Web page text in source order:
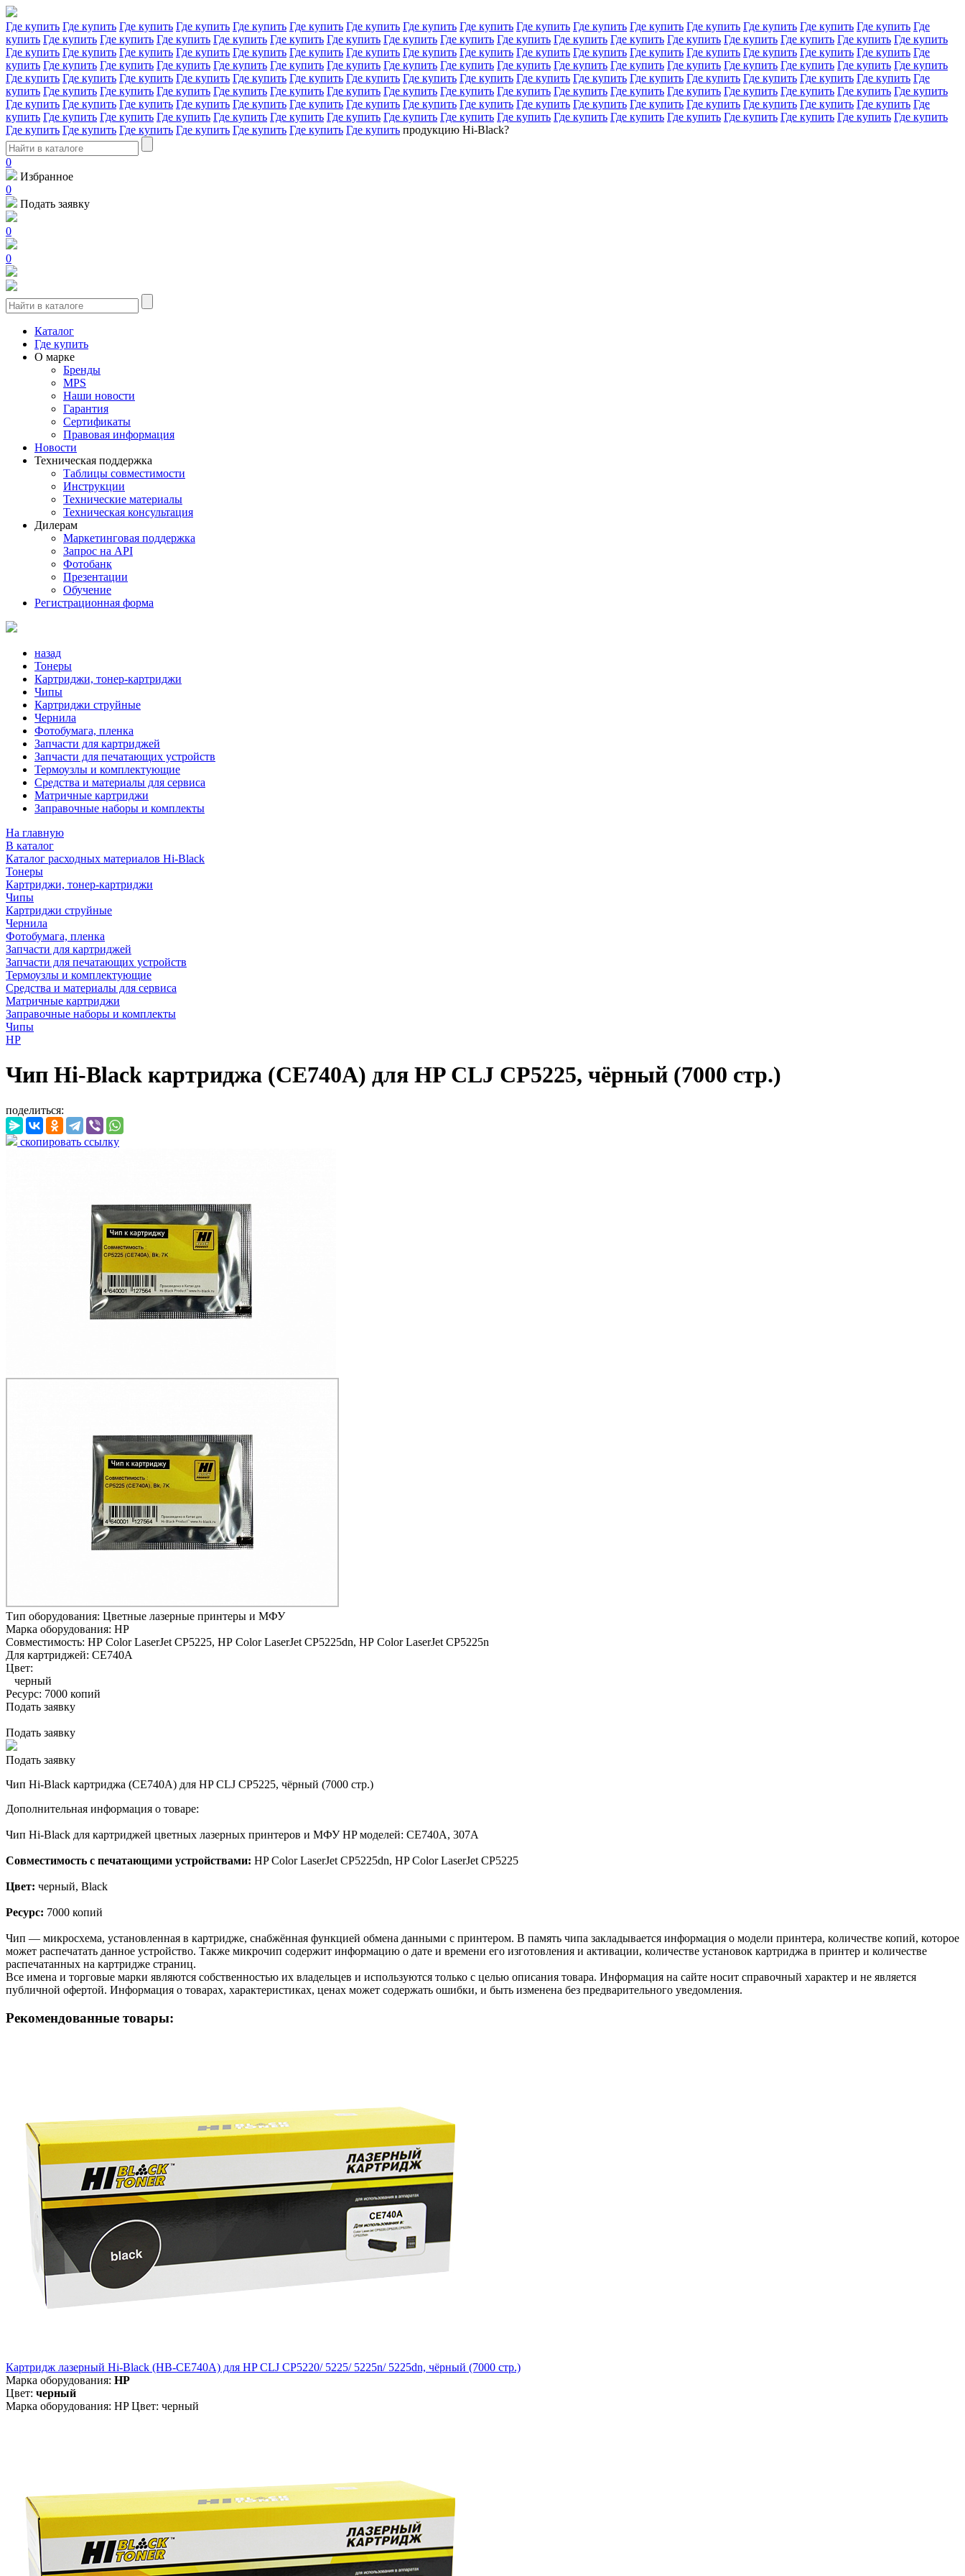
Где купить Где купить Где купить Где купить Где купить Где купить Где купить Где купить Где купить Где купить Где купить Где купить Где купить Где купить Где купить Где купить Где
купить Где купить Где купить Где купить Где купить Где купить Где купить Где купить Где купить Где купить Где купить Где купить Где купить Где купить Где купить Где купить Где купить
Где купить Где купить Где купить Где купить Где купить Где купить Где купить Где купить Где купить Где купить Где купить Где купить Где купить Где купить Где купить Где купить Где
купить Где купить Где купить Где купить Где купить Где купить Где купить Где купить Где купить Где купить Где купить Где купить Где купить Где купить Где купить Где купить Где купить
Где купить Где купить Где купить Где купить Где купить Где купить Где купить Где купить Где купить Где купить Где купить Где купить Где купить Где купить Где купить Где купить Где
купить Где купить Где купить Где купить Где купить Где купить Где купить Где купить Где купить Где купить Где купить Где купить Где купить Где купить Где купить Где купить Где купить
Где купить Где купить Где купить Где купить Где купить Где купить Где купить Где купить Где купить Где купить Где купить Где купить Где купить Где купить Где купить Где купить Где
купить Где купить Где купить Где купить Где купить Где купить Где купить Где купить Где купить Где купить Где купить Где купить Где купить Где купить Где купить Где купить Где купить
Где купить Где купить Где купить Где купить Где купить Где купить Где купить продукцию Hi-Black?
0
Избранное
0
Подать заявку
0
0
Каталог
Где купить
О марке
Бренды
MPS
Наши новости
Гарантия
Сертификаты
Правовая информация
Новости
Техническая поддержка
Таблицы совместимости
Инструкции
Технические материалы
Техническая консультация
Дилерам
Маркетинговая поддержка
Запрос на API
Фотобанк
Презентации
Обучение
Регистрационная форма
назад
Тонеры
Картриджи, тонер-картриджи
Чипы
Картриджи струйные
Чернила
Фотобумага, пленка
Запчасти для картриджей
Запчасти для печатающих устройств
Термоузлы и комплектующие
Средства и материалы для сервиса
Матричные картриджи
Заправочные наборы и комплекты
На главную
В каталог
Каталог расходных материалов Hi-Black
Тонеры
Картриджи, тонер-картриджи
Чипы
Картриджи струйные
Чернила
Фотобумага, пленка
Запчасти для картриджей
Запчасти для печатающих устройств
Термоузлы и комплектующие
Средства и материалы для сервиса
Матричные картриджи
Заправочные наборы и комплекты
Чипы
HP
Чип Hi-Black картриджа (CE740A) для HP CLJ CP5225, чёрный (7000 стр.)
поделиться:
скопировать ссылку
Тип оборудования: Цветные лазерные принтеры и МФУ
Марка оборудования: HP
Совместимость: HP Color LaserJet CP5225, HP Color LaserJet CP5225dn, HP Color LaserJet CP5225n
Для картриджей: CE740A
Цвет:
черный
Ресурс: 7000 копий
Подать заявку
Подать заявку
Подать заявку
Чип Hi-Black картриджа (CE740A) для HP CLJ CP5225, чёрный (7000 стр.)
Дополнительная информация о товаре:
Чип Hi-Black для картриджей цветных лазерных принтеров и МФУ HP моделей: CE740A, 307A
Совместимость с печатающими устройствами: HP Color LaserJet CP5225dn, HP Color LaserJet CP5225
Цвет: черный, Black
Ресурс: 7000 копий
Чип — микросхема, установленная в картридже, снабжённая функцией обмена данными с принтером. В память чипа закладывается информация о модели принтера, количестве копий, которое
может распечатать данное устройство. Также микрочип содержит информацию о дате и времени его изготовления и активации, количестве установок картриджа в принтер и количестве
распечатанных на картридже страниц.
Все имена и торговые марки являются собственностью их владельцев и используются только с целью описания товара. Информация на сайте носит справочный характер и не является
публичной офертой. Информация о товарах, характеристиках, ценах может содержать ошибки, и быть изменена без предварительного уведомления.
Рекомендованные товары:
Картридж лазерный Hi-Black (HB-CE740A) для HP CLJ CP5220/ 5225/ 5225n/ 5225dn, чёрный (7000 стр.)
Марка оборудования: HP
Цвет: черный
Марка оборудования: HP Цвет: черный